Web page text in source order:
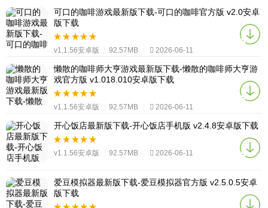
可口的咖啡游戏最新版下载-可口的咖啡官方版 v2.0安卓
版下载
v1.1.56安卓版 92.57MB 2026-06-11
懒散的咖啡师大亨游戏最新版下载-懒散的咖啡师大亨游
戏官方版 v1.018.010安卓版下载
v1.1.56安卓版 92.57MB 2026-06-11
开心饭店最新版下载-开心饭店手机版 v2.4.8安卓版下载
v1.1.56安卓版 92.57MB 2026-06-11
爱豆模拟器最新版下载-爱豆模拟器官方版 v2.5.0.5安卓
版下载